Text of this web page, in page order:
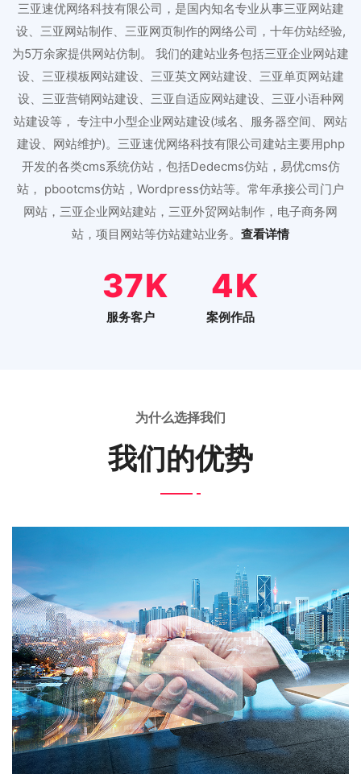
三亚速优网络科技有限公司，是国内知名专业从事三亚网站建
设、三亚网站制作、三亚网页制作的网络公司，十年仿站经验,
为5万余家提供网站仿制。 我们的建站业务包括三亚企业网站建
设、三亚模板网站建设、三亚英文网站建设、三亚单页网站建
设、三亚营销网站建设、三亚自适应网站建设、三亚小语种网
站建设等， 专注中小型企业网站建设(域名、服务器空间、网站
建设、网站维护)。三亚速优网络科技有限公司建站主要用php
开发的各类cms系统仿站，包括Dedecms仿站，易优cms仿
站， pbootcms仿站，Wordpress仿站等。常年承接公司门户
网站，三亚企业网站建站，三亚外贸网站制作，电子商务网
站，项目网站等仿站建站业务。 查看详情
46
服务客户
5
案例作品
为什么选择我们
我们的优势